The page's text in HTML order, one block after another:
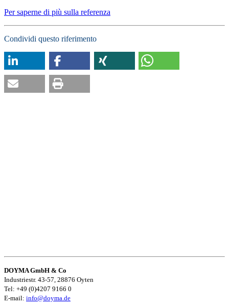
Per saperne di più sulla referenza
Condividi questo riferimento
DOYMA GmbH & Co
Industriestr. 43-57, 28876 Oyten
Tel: +49 (0)4207 9166 0
E-mail: info@doyma.de